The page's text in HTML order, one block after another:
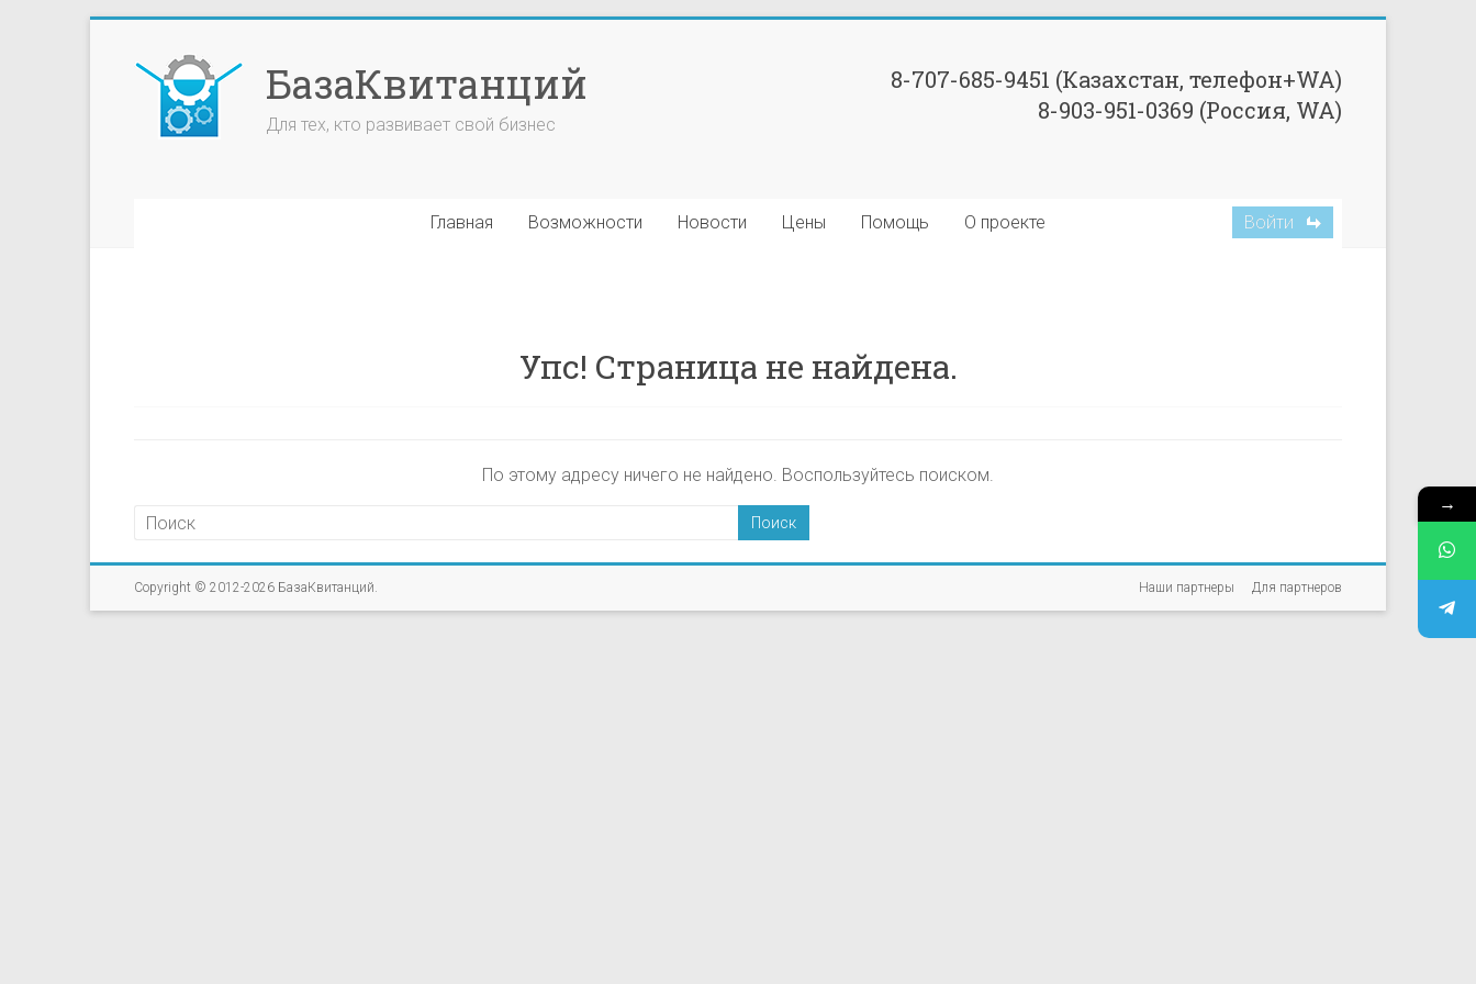
БазаКвитанций
Для тех, кто развивает свой бизнес
8-707-685-9451 (Казахстан, телефон+WA)
8-903-951-0369 (Россия, WA)
Главная Возможности Новости Цены Помощь О проекте Войти
Упс! Страница не найдена.
По этому адресу ничего не найдено. Воспользуйтесь поиском.
Copyright © 2012-2026 БазаКвитанций. Наши партнеры Для партнеров
→